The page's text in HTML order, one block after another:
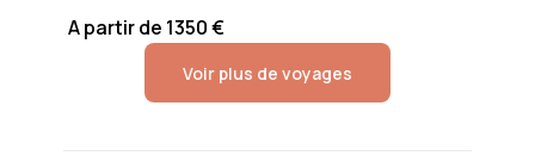
A partir de 1350 €
Voir plus de voyages